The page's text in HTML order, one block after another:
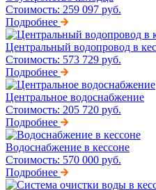
Стоимость: 259 097 руб.
Подробнее
Центральный водопровод в
Стоимость: 573 729 руб.
Подробнее
Центральное водоснабжение
Стоимость: 205 720 руб.
Подробнее
Водоснабжение в кессоне
Стоимость: 570 000 руб.
Подробнее